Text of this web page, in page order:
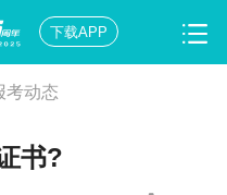
下载APP
考动态
书?